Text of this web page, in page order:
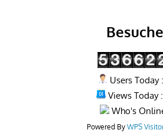
Users Today
Views Today
Who's
Powered By WPS